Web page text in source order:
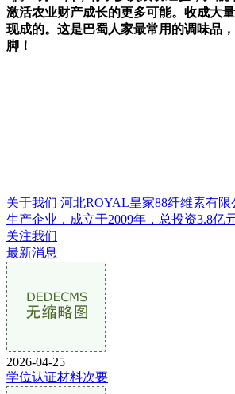
激活农业财产成长的更多可能。收成大
现成的。这是巴蜀人家最常用的调味品
脚！
关于我们 河北ROYAL皇家88纤维素有
生产企业，成立于2009年，总投资3.8亿
关注我们
最新消息
2026-04-25
学位认证材料次要